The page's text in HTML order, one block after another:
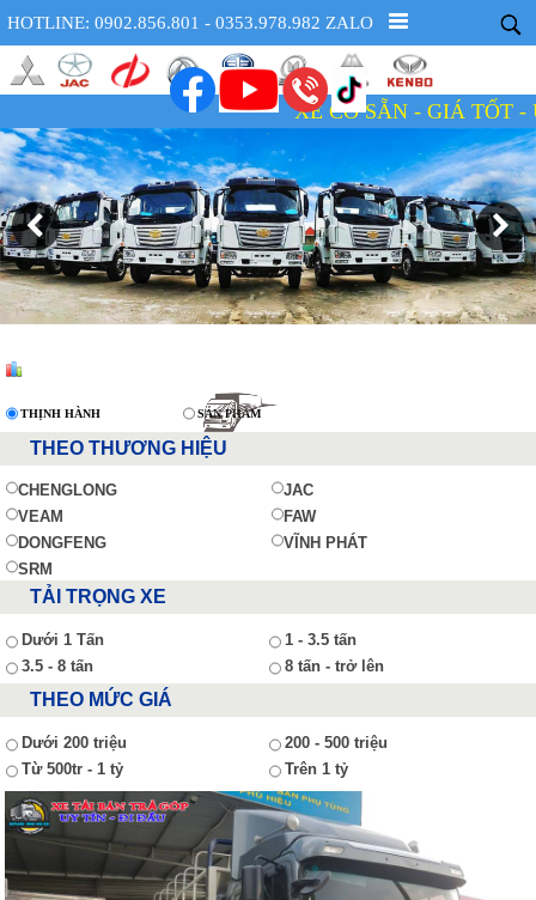
HOTLINE: 0902.856.801 - 0353.978.982 ZALO
XE CÓ SẴN - GIÁ TỐT - UY
THỊNH HÀNH SẢN PHẨM
THEO THƯƠNG HIỆU
CHENGLONG
JAC
VEAM
FAW
DONGFENG
VĨNH PHÁT
SRM
TẢI TRỌNG XE
Dưới 1 Tấn
1 - 3.5 tấn
3.5 - 8 tấn
8 tấn - trở lên
THEO MỨC GIÁ
Dưới 200 triệu
200 - 500 triệu
Từ 500tr - 1 tỷ
Trên 1 tỷ